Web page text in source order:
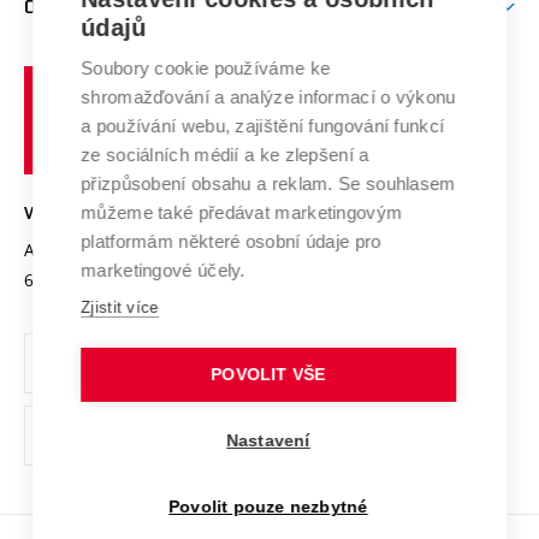
E-přihláška
Doktorské studium
Podpora podnikání
Systém zajišťování kvality výzkumu
Výzkumné infrastruktury
Transfer znalostí
Open Science
Projekty
Projekty ze strukturálních fondů
Specifický výzkum
Zahraniční spolupráce
Spolupráce se školami
Mezinárodní dohody
Univerzitní sítě
O UNIVERZITĚ
Profil univerzity
Udržitelná univerzita
Podnikavá univerzita / ContriBUTe
Bezpečná univerzita
Vyznamenání
Organizační struktura
Ochrana osobních údajů
odkaz)
učení
technické
Brně
VYSOKÉ UČENÍ TECHNICKÉ V BRNĚ
Antonínská 548/1
602 00 Brno
www.vut.cz
vut@vutbr.cz
údajů
Soubory cookie používáme ke
shromažďování a analýze informací o výkonu
a používání webu, zajištění fungování funkcí
ze sociálních médií a ke zlepšení a
přizpůsobení obsahu a reklam. Se souhlasem
můžeme také předávat marketingovým
platformám některé osobní údaje pro
marketingové účely.
Zjistit více
POVOLIT VŠE
Nastavení
Povolit pouze nezbytné